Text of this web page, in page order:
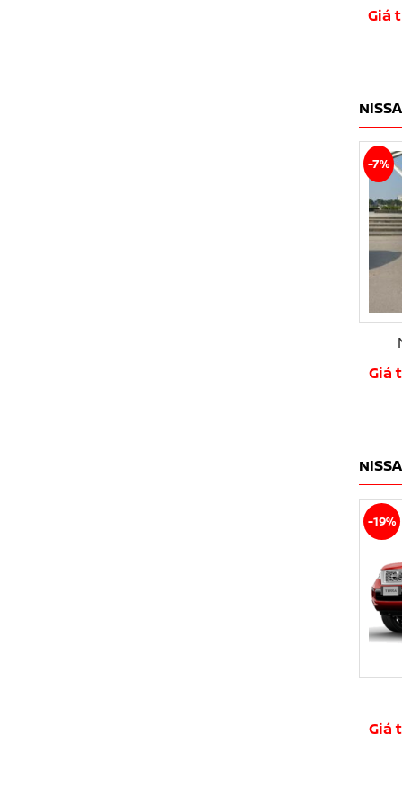
Giá
Giá
-7%
Giá
-19%